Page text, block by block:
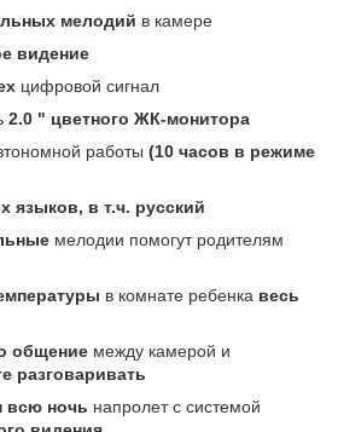
мелодий в камере
видение
цифровой сигнал
2.0 " цветного ЖК-монитора
работы (10 часов в режиме
языков, в т.ч. русский
мелодии помогут родителям
в комнате ребенка весь
общение между камерой и
разговаривать
всю ночь напролет с системой